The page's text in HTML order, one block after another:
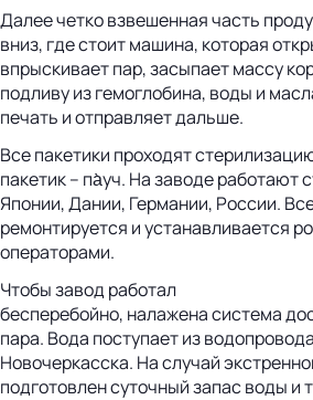
Далее четко взвешенная часть
вниз, где стоит машина, которая
впрыскивает пар, засыпает массу
подливу из гемоглобина, воды и
печать и отправляет дальше.
Все пакетики проходят
пакетик – па̀уч. На заводе работают
Японии, Дании, Германии, России.
ремонтируется и устанавливается
операторами.
Чтобы завод работал
бесперебойно, налажена система
пара. Вода поступает из
Новочеркасска. На случай
подготовлен суточный запас воды и